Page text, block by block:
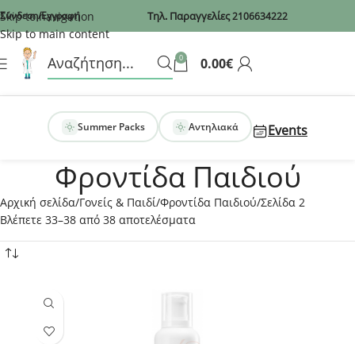
Recaptcha
Skip to navigation
Skip to main content
Σύνδεση/Εγγραφή Τηλ. Παραγγελίες2106634222
0 0.00€
Summer Packs Αντηλιακά Events
Φροντίδα Παιδιού
Αρχική σελίδα Γονείς & Παιδί Φροντίδα Παιδιού Σελίδα 2
Βλέπετε 33–38 από 38 αποτελέσματα